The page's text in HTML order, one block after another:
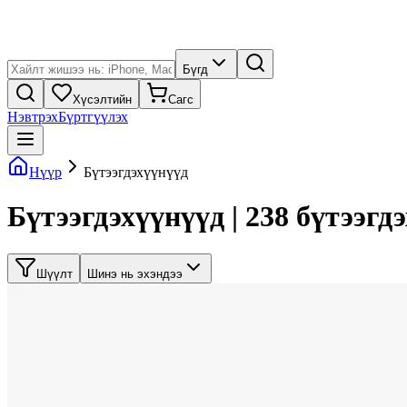
Бүгд
Хүсэлтийн Сагс
НэвтрэхБүртгүүлэх
Нүүр Бүтээгдэхүүнүүд
Бүтээгдэхүүнүүд | 238
Шүүлт Шинэ нь эхэндээ